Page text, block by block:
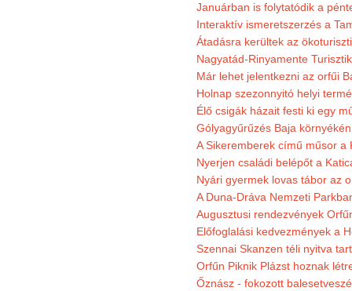
Januárban is folytatódik a
Interaktív ismeretszerzés a
Átadásra kerültek az
Nagyatád-Rinyamente
Már lehet jelentkezni az orfűi
Holnap szezonnyitó helyi
Élő csigák házait festi ki egy
Gólyagyűrűzés Baja
A Sikeremberek című műsor a
Nyerjen családi belépőt a
Nyári gyermek lovas tábor az
A Duna-Dráva Nemzeti
Augusztusi rendezvények
Előfoglalási kedvezmények a
Szennai Skanzen téli nyitva
Orfűn Piknik Plázst hoznak
Őznász - fokozott